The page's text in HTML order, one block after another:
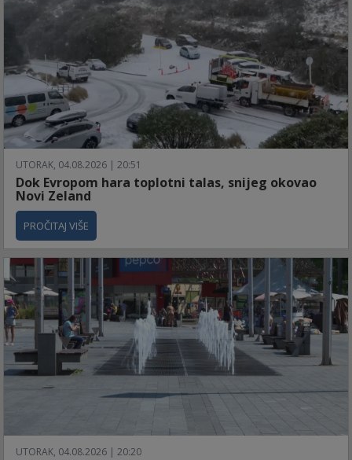
UTORAK, 04.08.2026 | 20:51
Dok Evropom hara toplotni talas, snijeg okovao
Novi Zeland
PROČITAJ VIŠE
UTORAK, 04.08.2026 | 20:20